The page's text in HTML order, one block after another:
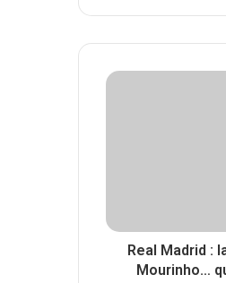
Real Madrid :
Mourinho…